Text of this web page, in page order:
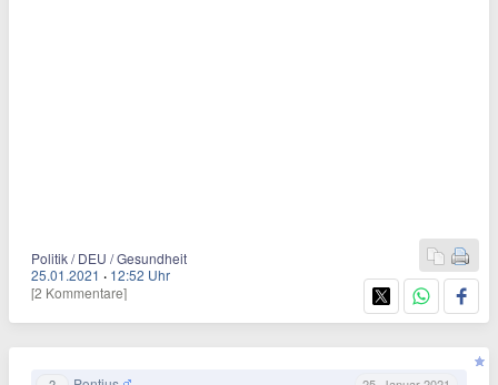
Politik / DEU / Gesundheit
25.01.2021 · 12:52 Uhr
[2 Kommentare]